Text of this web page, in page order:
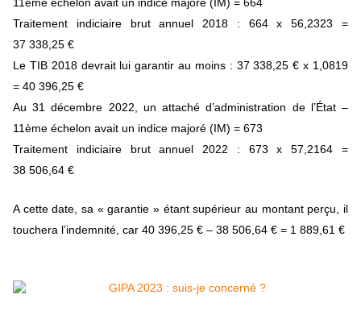
Traitement indiciaire brut annuel 2018 : 664 x 56,2323 =
37 338,25 €
Le TIB 2018 devrait lui garantir au moins : 37 338,25 € x 1,0819
= 40 396,25 €
Au 31 décembre 2022, un attaché d’administration de l’État –
11ème échelon avait un indice majoré (IM) = 673
Traitement indiciaire brut annuel 2022 : 673 x 57,2164 =
38 506,64 €
A cette date, sa « garantie » étant supérieur au montant perçu, il
touchera l’indemnité, car 40 396,25 € – 38 506,64 € = 1 889,61 €